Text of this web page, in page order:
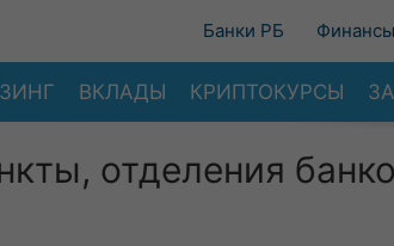
Банки РБ Финансы
ВКЛАДЫ КРИПТОКУРСЫ
отделения